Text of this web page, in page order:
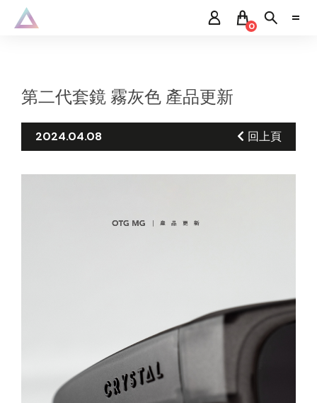
0
第二代套鏡 霧灰色 產品更新
2024.04.08 回上頁